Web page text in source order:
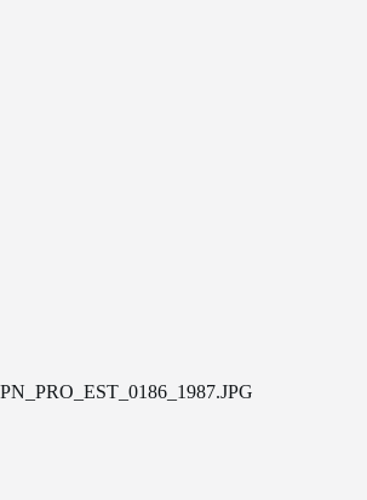
PN_PRO_EST_0186_1987.JPG